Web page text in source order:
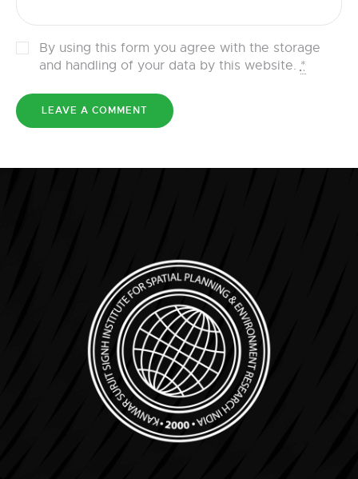
By using this form you agree with the storage
and handling of your data by this website.*